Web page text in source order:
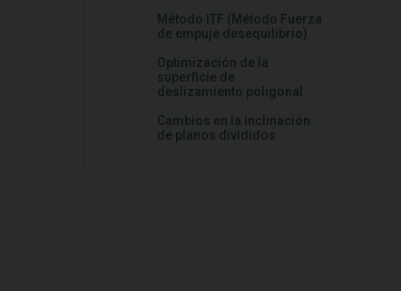
Método ITF (Método Fuerza
de empuje desequilibrio)
Optimización de la
superficie de
deslizamiento poligonal
Cambios en la inclinación
de planos divididos